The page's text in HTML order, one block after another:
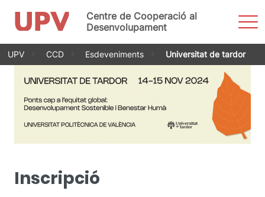
Vés
Centre de Cooperació al
Desenvolupament
UPV CCD Esdeveniments Universitat de tardor
Inscripció